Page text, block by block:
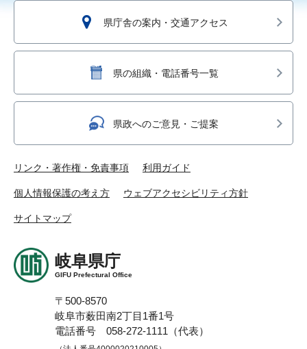
県庁舎の案内・交通アクセス
県の組織・電話番号一覧
県政へのご意見・ご提案
リンク・著作権・免責事項 利用ガイド
個人情報保護の考え方 ウェブアクセシビリティ方針
サイトマップ
岐阜県庁
GIFU Prefectural Office
〒500-8570
岐阜市薮田南2丁目1番1号
電話番号 058-272-1111（代表）